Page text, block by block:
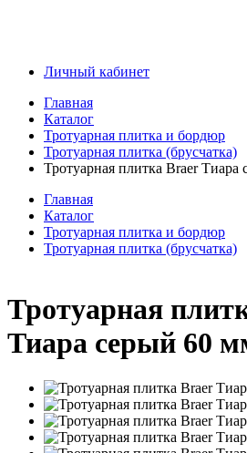
Личный кабинет
Главная
Каталог
Тротуарная плитка и бордюр
Тротуарная плитка (брусчатка)
Тротуарная плитка Braer
Главная
Каталог
Тротуарная плитка и бордюр
Тротуарная плитка (брусчатка)
Тротуарная
Тиара серый 60